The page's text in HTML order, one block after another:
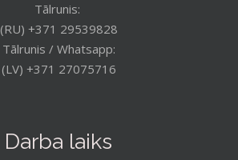
Tālrunis:
(RU) +371 29539828
Tālrunis / Whatsapp:
(LV) +371 27075716
Darba laiks